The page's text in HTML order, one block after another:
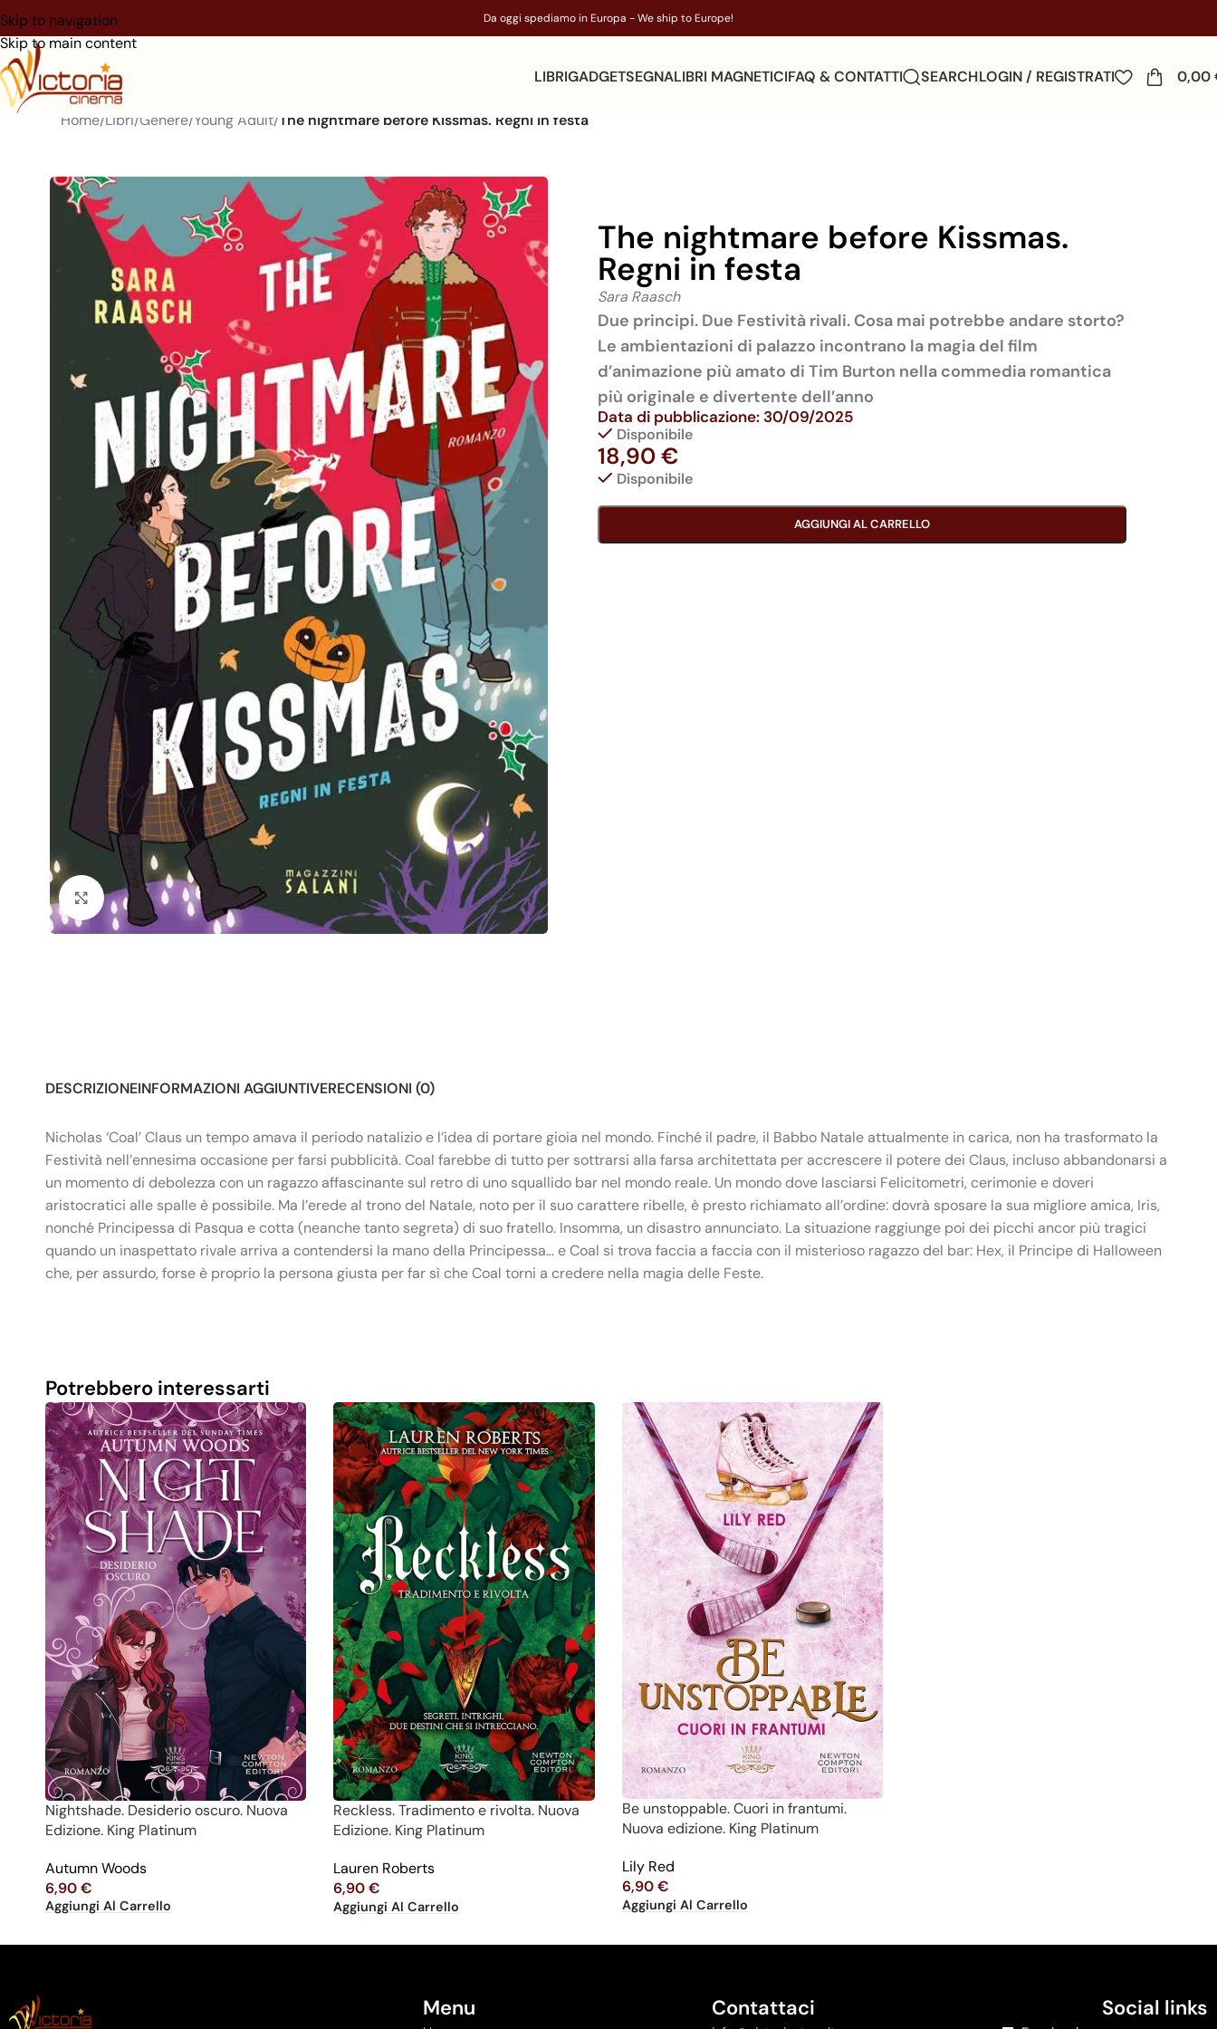
Skip to navigation
Skip to main content
Da oggi spediamo in Europa - We ship to Europe!
LIBRIGADGETSEGNALIBRI MAGNETICIFAQ & CONTATTI SEARCHLOGIN / REGISTRATI 0,00
Home/Libri/Genere/Young Adult/The nightmare before Kissmas. Regni in festa
Click to enlarge
The nightmare before Kissmas.
Regni in festa
Sara Raasch
Due principi. Due Festività rivali. Cosa mai potrebbe andare storto?
Le ambientazioni di palazzo incontrano la magia del film
d’animazione più amato di Tim Burton nella commedia romantica
più originale e divertente dell’anno
Data di pubblicazione: 30/09/2025
Disponibile
18,90€
Disponibile
AGGIUNGI AL CARRELLO
DESCRIZIONEINFORMAZIONI AGGIUNTIVERECENSIONI (0)
Nicholas ‘Coal’ Claus un tempo amava il periodo natalizio e l’idea di portare gioia nel mondo. Finché il padre, il Babbo Natale attualmente in carica, non ha trasformato la
Festività nell’ennesima occasione per farsi pubblicità. Coal farebbe di tutto per sottrarsi alla farsa architettata per accrescere il potere dei Claus, incluso abbandonarsi a
un momento di debolezza con un ragazzo affascinante sul retro di uno squallido bar nel mondo reale. Un mondo dove lasciarsi Felicitometri, cerimonie e doveri
aristocratici alle spalle è possibile. Ma l’erede al trono del Natale, noto per il suo carattere ribelle, è presto richiamato all’ordine: dovrà sposare la sua migliore amica, Iris,
nonché Principessa di Pasqua e cotta (neanche tanto segreta) di suo fratello. Insomma, un disastro annunciato. La situazione raggiunge poi dei picchi ancor più tragici
quando un inaspettato rivale arriva a contendersi la mano della Principessa… e Coal si trova faccia a faccia con il misterioso ragazzo del bar: Hex, il Principe di Halloween
che, per assurdo, forse è proprio la persona giusta per far sì che Coal torni a credere nella magia delle Feste.
Potrebbero interessarti
Nightshade. Desiderio oscuro. Nuova
Edizione. King Platinum
Autumn Woods
6,90€
Aggiungi Al Carrello
Reckless. Tradimento e rivolta. Nuova
Edizione. King Platinum
Lauren Roberts
6,90€
Aggiungi Al Carrello
Be unstoppable. Cuori in frantumi.
Nuova edizione. King Platinum
Lily Red
6,90€
Aggiungi Al Carrello
Menu Contattaci Social links